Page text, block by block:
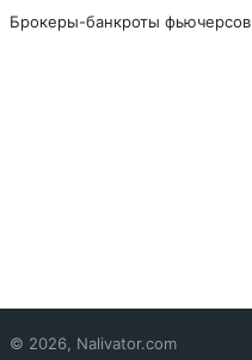
Брокеры-банкроты фьючерсов
© 2026, Nalivator.com